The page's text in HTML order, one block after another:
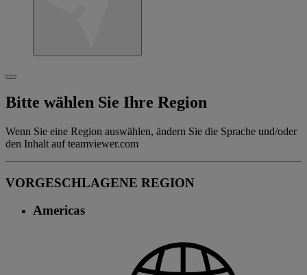
Bitte wählen Sie Ihre Region
Wenn Sie eine Region auswählen, ändern Sie die Sprache und/oder
den Inhalt auf teamviewer.com
VORGESCHLAGENE REGION
Americas